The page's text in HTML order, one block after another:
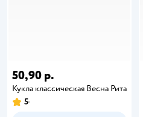
50,90 р.
Кукла классическая Весна Рита
5